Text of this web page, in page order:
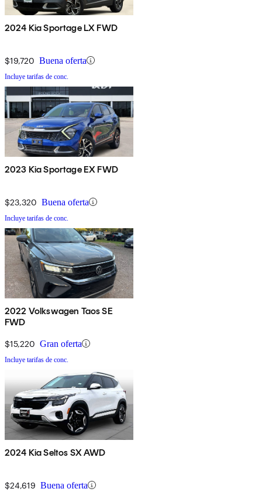
2024 Kia Sportage LX FWD
$19,720 Buena oferta
Incluye tarifas de conc.
2023 Kia Sportage EX FWD
$23,320 Buena oferta
Incluye tarifas de conc.
2022 Volkswagen Taos SE
FWD
$15,220 Gran oferta
Incluye tarifas de conc.
2024 Kia Seltos SX AWD
$24,619 Buena oferta